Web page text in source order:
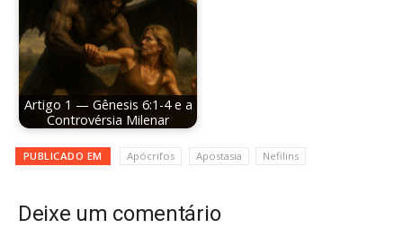
Artigo 1 — Gênesis 6:1-4 e a
Controvérsia Milenar
PUBLICADO EM Apócrifos Apostasia Nefilins
Deixe um comentário